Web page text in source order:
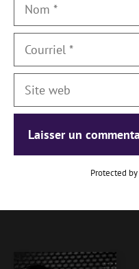
Courriel
Site
Protected by